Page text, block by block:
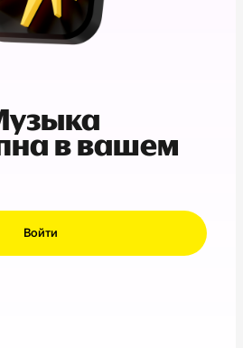
в вашем
Войти